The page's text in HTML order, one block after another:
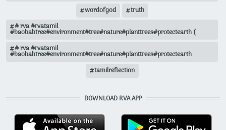
wordofgod
truth
# rva #rvatamil
#baobabtree#environment#tree#nature#planttrees#protectearth (
# rva #rvatamil
#baobabtree#environment#tree#nature#planttrees#protectearth
tamilreflection
DOWNLOAD RVA APP